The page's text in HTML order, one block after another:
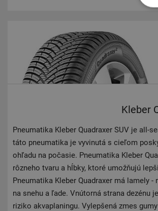
Kleber
Pneumatika Kleber Quadraxer SUV je all-
táto pneumatika je vyvinutá s cieľom
ohľadu na počasie. Pneumatika Kleber
rôzneho tvaru a hĺbky, ktoré umožňujú
Pneumatika Kleber Quadraxer má lamely
na snehu a ľade. Vnútorná strana dezénu
riziko akvaplaningu. Vylepšená zmes